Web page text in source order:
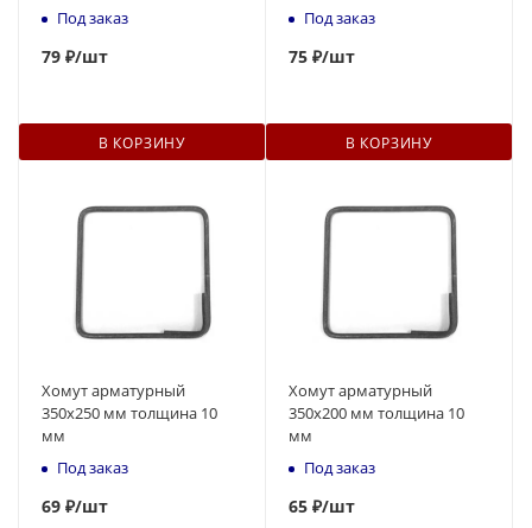
Под заказ
79 ₽/шт
В КОРЗИНУ
Под заказ
75 ₽/шт
В КОРЗИНУ
Хомут арматурный
350х250 мм толщина 10
мм
Под заказ
69 ₽/шт
Хомут арматурный
350х200 мм толщина 10
мм
Под заказ
65 ₽/шт